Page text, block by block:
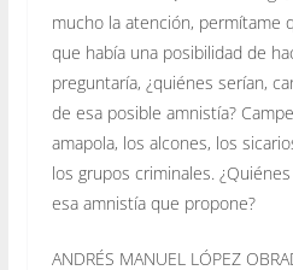
mucho la atención, permítame
que había una posibilidad de
preguntaría, ¿quiénes serían,
de esa posible amnistía?
amapola, los alcones, los
los grupos criminales.
esa amnistía que propone?
ANDRÉS MANUEL LÓPEZ